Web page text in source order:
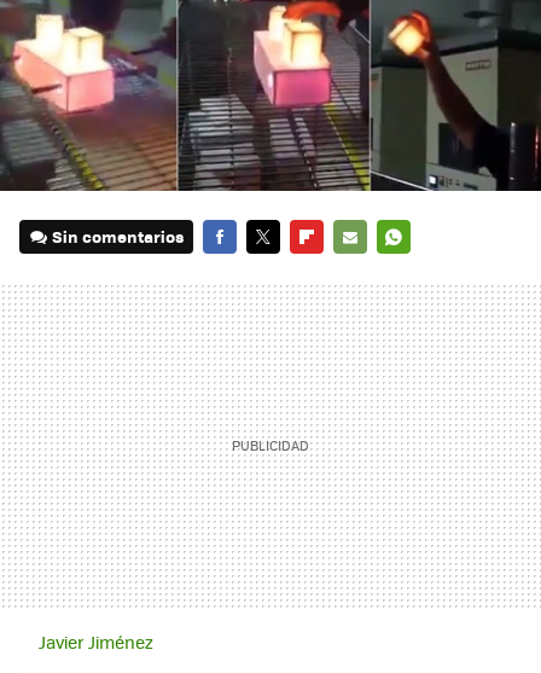
Sin comentarios
MAIL
Javier Jiménez